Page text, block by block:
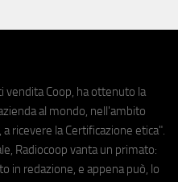
vendita Coop, ha ottenuto la
al mondo, nell'ambito
ricevere la Certificazione etica".
Radiocoop vanta un primato:
in redazione, e appena può, lo